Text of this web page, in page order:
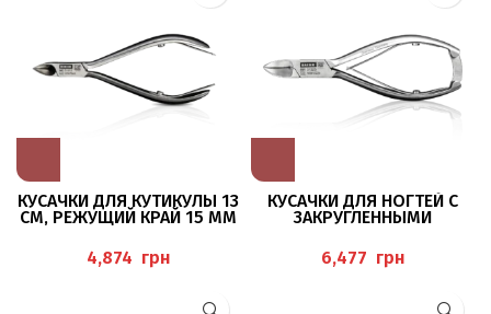
КУСАЧКИ ДЛЯ КУТИКУЛЫ 13
СМ, РЕЖУЩИЙ КРАЙ 15 ММ
грн
КУСАЧКИ ДЛЯ НОГТЕЙ С
ЗАКРУГЛЕННЫМИ
(ИДЕАЛЬНЫЕ ПРИ РАБОТЕ С
ДИАБЕТИЧЕСКОЙ СТОПОЙ)
грн